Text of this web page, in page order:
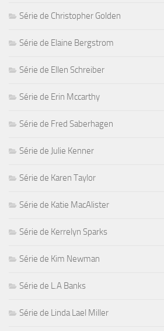
Série de Christopher Golden
Série de Elaine Bergstrom
Série de Ellen Schreiber
Série de Erin Mccarthy
Série de Fred Saberhagen
Série de Julie Kenner
Série de Karen Taylor
Série de Katie MacAlister
Série de Kerrelyn Sparks
Série de Kim Newman
Série de L.A Banks
Série de Linda Lael Miller